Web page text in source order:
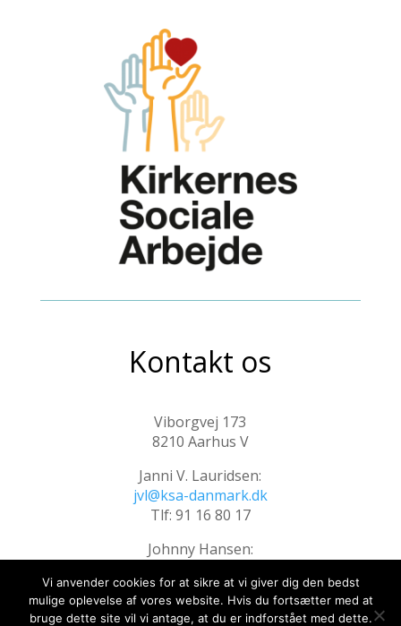
Kontakt os
Viborgvej 173
8210 Aarhus V
Janni V. Lauridsen:
jvl@ksa-danmark.dk
Tlf: 91 16 80 17
Johnny Hansen:
Tlf: 20 96 99 15
Vi anvender cookies for at sikre at vi giver dig den bedst
mulige oplevelse af vores website. Hvis du fortsætter med at
bruge dette site vil vi antage, at du er indforstået med dette.